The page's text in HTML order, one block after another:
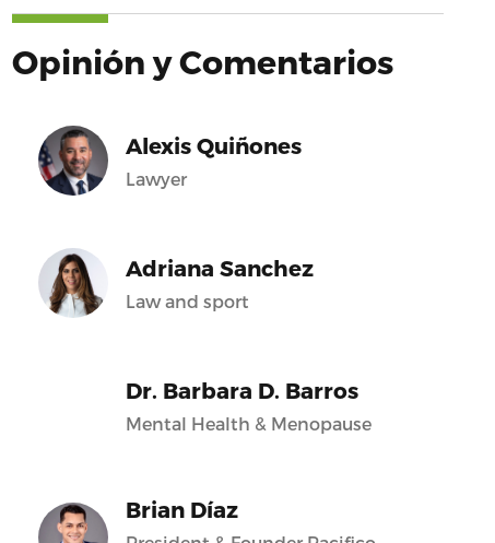
Opinión y Comentarios
Alexis Quiñones
Lawyer
Adriana Sanchez
Law and sport
Dr. Barbara D. Barros
Mental Health & Menopause
Brian Díaz